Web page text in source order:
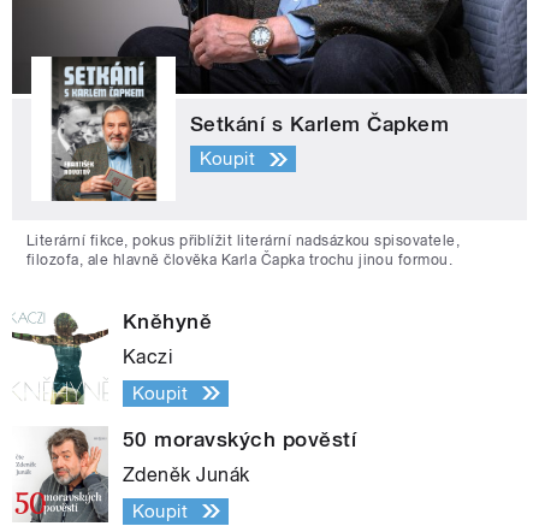
Setkání s Karlem Čapkem
Koupit
Literární fikce, pokus přiblížit literární nadsázkou spisovatele,
filozofa, ale hlavně člověka Karla Čapka trochu jinou formou.
Kněhyně
Kaczi
Koupit
50 moravských pověstí
Zdeněk Junák
Koupit